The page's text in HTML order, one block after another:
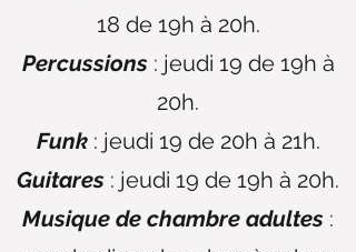
18 de 19h à 20h.
Percussions : jeudi 19 de 19h à
20h.
Funk : jeudi 19 de 20h à 21h.
Guitares : jeudi 19 de 19h à 20h.
Musique de chambre adultes :